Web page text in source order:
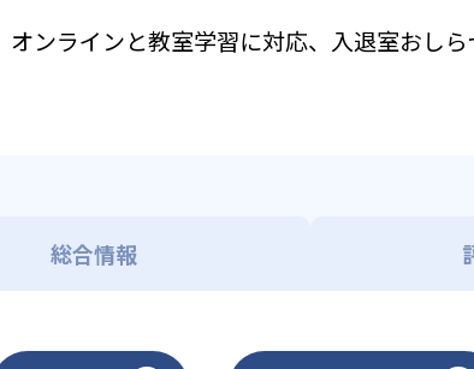
オンラインと教室学習に対応、入退室おし
総合情報